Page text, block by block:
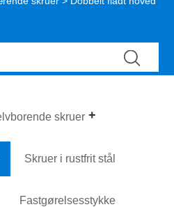
skruer
Skruer i rustfrit stål
Fastgørelsesstykke